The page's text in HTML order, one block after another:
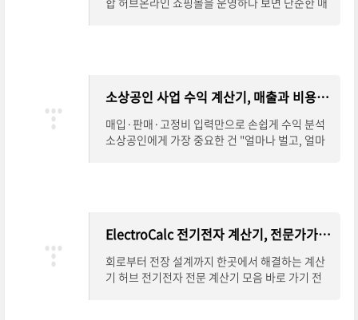
소상공인 사업 수익 계산기, 매출과 비용을 한눈에 정리
매입·판매·고정비 입력만으로 손쉽게 수익 분석
소상공인에게 가장 중요한 건 "얼마나 벌고, 얼마
ElectroCalc 전기전자 계산기, 전문가가 찾는 설계 도구
회로부터 전장 설계까지 한곳에서 해결하는 계산
기 허브 전기전자 전문 계산기 모음 바로 가기 전